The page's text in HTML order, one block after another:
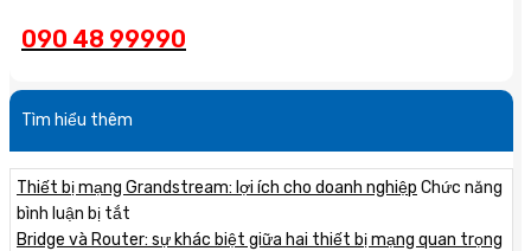
090 48 99990
Tìm hiểu thêm
Thiết bị mạng Grandstream: lợi ích cho doanh nghiệp Chức năng
bình luận bị tắt
Thiết
Bridge và Router: sự khác biệt giữa hai thiết bị mạng quan trọng